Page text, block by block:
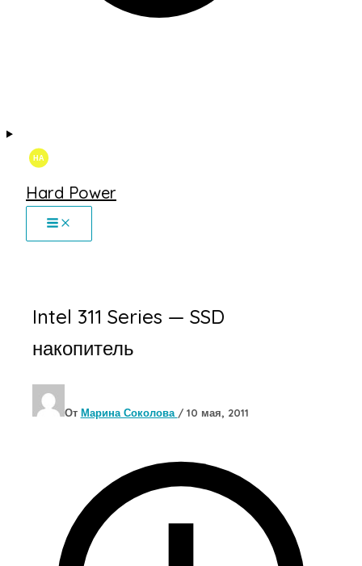
Hard Power
Intel 311 Series — SSD
накопитель
От Марина Соколова / 10 мая, 2011